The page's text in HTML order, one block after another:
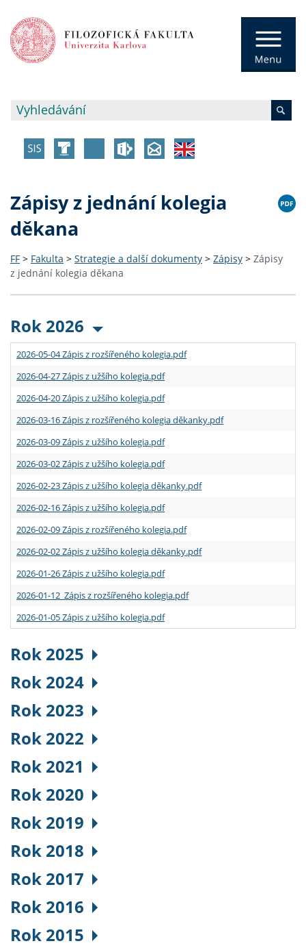
Zápisy z jednání kolegia
děkana
FF > Fakulta > Strategie a další dokumenty > Zápisy > Zápisy
z jednání kolegia děkana
Rok 2026
2026-05-04 Zápis z rozšířeného kolegia.pdf
2026-04-27 Zápis z užšího kolegia.pdf
2026-04-20 Zápis z užšího kolegia.pdf
2026-03-16 Zápis z rozšířeného kolegia děkanky.pdf
2026-03-09 Zápis z užšího kolegia.pdf
2026-03-02 Zápis z užšího kolegia.pdf
2026-02-23 Zápis z užšího kolegia děkanky.pdf
2026-02-16 Zápis z užšího kolegia.pdf
2026-02-09 Zápis z rozšířeného kolegia.pdf
2026-02-02 Zápis z užšího kolegia děkanky.pdf
2026-01-26 Zápis z užšího kolegia.pdf
2026-01-12 Zápis z rozšířeného kolegia.pdf
2026-01-05 Zápis z užšího kolegia.pdf
Rok 2025
Rok 2024
Rok 2023
Rok 2022
Rok 2021
Rok 2020
Rok 2019
Rok 2018
Rok 2017
Rok 2016
Rok 2015